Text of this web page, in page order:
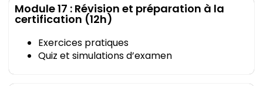
Module 17 : Révision et préparation à la
certification (12h)
Exercices pratiques
Quiz et simulations d’examen